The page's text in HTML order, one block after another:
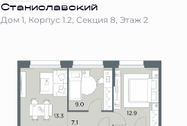
Станиславский
Дом 1, Корпус 1.2, Секция 8, Этаж 2